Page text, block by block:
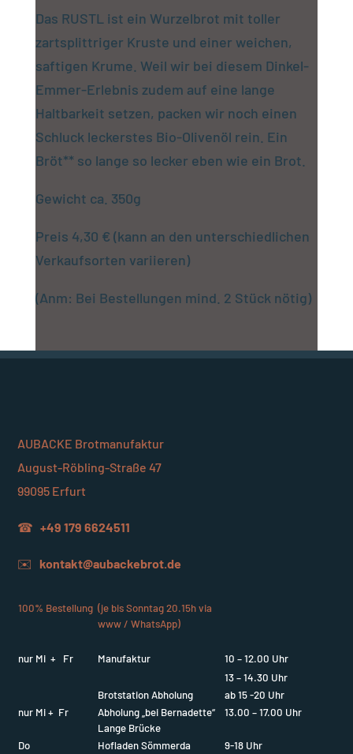
Das RUSTL ist ein Wurzelbrot mit toller
zartsplittriger Kruste und einer weichen,
saftigen Krume. Weil wir bei diesem Dinkel-
Emmer-Erlebnis zudem auf eine lange
Haltbarkeit setzen, packen wir noch einen
Schluck leckerstes Bio-Olivenöl rein. Ein
Bröt** so lange so lecker eben wie ein Brot.
Gewicht ca. 350g
Preis 4,30 € (kann an den unterschiedlichen
Verkaufsorten variieren)
(Anm: Bei Bestellungen mind. 2 Stück nötig)
AUBACKE Brotmanufaktur
August-Röbling-Straße 47
99095 Erfurt
☎+49 179 6624511
✉️kontakt@aubackebrot.de
100% Bestellung (je bis Sonntag 20.15h via
www / WhatsApp)
nur Mi + Fr Manufaktur
10 – 12.00 Uhr
13 – 14.30 Uhr
Brotstation Abholung
ab 15 -20 Uhr
nur Mi + Fr
Abholung „bei Bernadette“
Lange Brücke
13.00 – 17.00 Uhr
Do Hofladen Sömmerda 9-18 Uhr